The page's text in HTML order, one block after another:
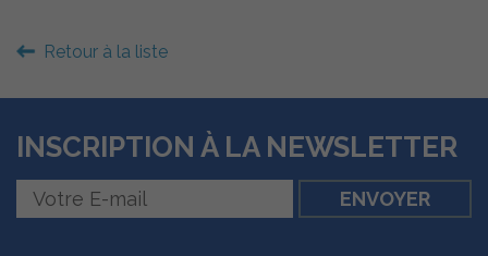
Retour à la liste
INSCRIPTION À LA NEWSLETTER